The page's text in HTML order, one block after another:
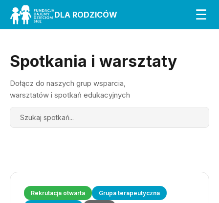
DLA RODZICÓW ☰
Spotkania i warsztaty
Dołącz do naszych grup wsparcia,
warsztatów i spotkań edukacyjnych
Search
Rekrutacja otwarta
Grupa terapeutyczna